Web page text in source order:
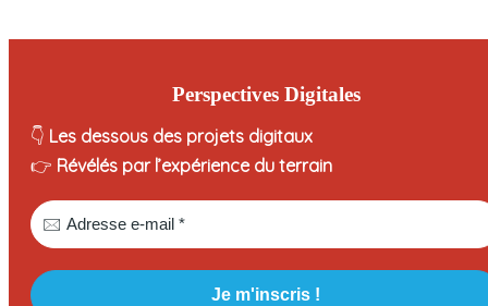
Perspectives Digitales
👇 Les dessous des projets digitaux
👉 Révélés par l’expérience du terrain